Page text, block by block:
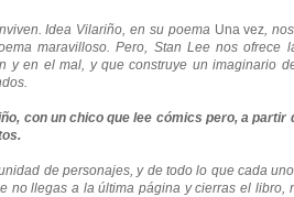
Idea Vilariño, en su poema Una vez ,
maravilloso. Pero, Stan Leenos ofrece
y en el mal, y que construye un imaginario
con un chico que lee cómics pero, a partir
de personajes, y de todo lo que cada
no llegas a la última página y cierras el libro,